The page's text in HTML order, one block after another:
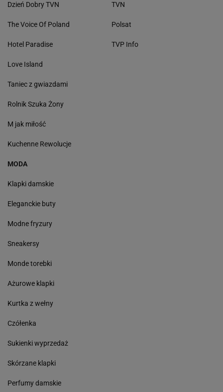
Dzień Dobry TVN
The Voice Of Poland
Hotel Paradise
Love Island
Taniec z gwiazdami
Rolnik Szuka Żony
M jak miłość
Kuchenne Rewolucje
TVN
Polsat
TVP Info
MODA
Klapki damskie
Eleganckie buty
Modne fryzury
Sneakersy
Monde torebki
Ażurowe klapki
Kurtka z wełny
Czółenka
Sukienki wyprzedaż
Skórzane klapki
Perfumy damskie